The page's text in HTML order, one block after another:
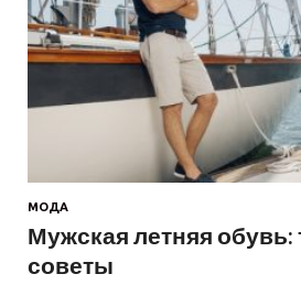
МОДА
Мужская летняя обувь:
советы